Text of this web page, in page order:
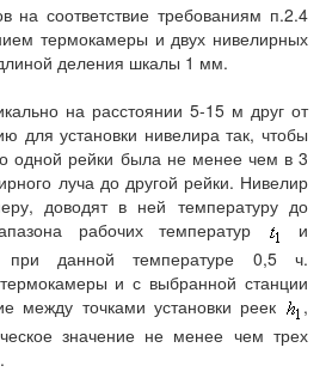
на соответствие требованиям п.2.4
термокамеры и двух нивелирных
деления шкалы 1 мм.
на расстоянии 5-15 м друг от
для установки нивелира так, чтобы
одной рейки была не менее чем в 3
луча до другой рейки. Нивелир
доводят в ней температуру до
рабочих температур
и
при данной температуре 0,5 ч.
и с выбранной станции
между точками установки реек
,
значение не менее чем трех